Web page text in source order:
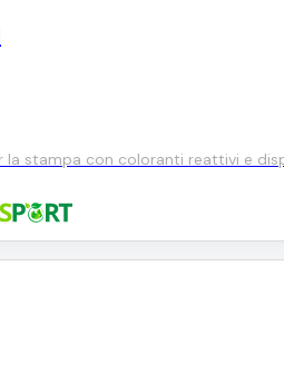
stampa con coloranti reattivi e